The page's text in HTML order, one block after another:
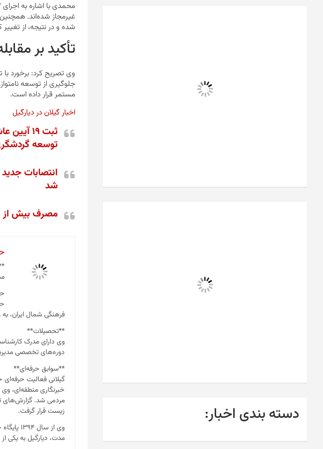
شده و در نتیجه، از تغییر کاربری ۱۵۸ قطعه زمین جلوگیری
تأکید بر
وی تصریح کرد: برخورد
جلوگیری از توسعه
مستمر قرار داده است.
اخبار گیلان در دیارگیل
ثبت ۱۹
توسعه
انتصابات
شد
مصرف بیش از ۵۵ میلیون مترمکعب CNG در گیلان؛ صرفه‌جویی ۵۰ میلیون لیتری بنزین
فرهنگی شمال ایران،
**تحصیلات**
وی دارای مدرک
دوره‌های تخصصی
**سوابق حرفه‌ای**
گیلانی فعالیت
خبرنگاری منطقه‌ای،
مردمی شد. گزارش‌های
زیست قرار گرفت.
وی از
مدت، دیارگیل به یکی
دسته بندی اخبار: